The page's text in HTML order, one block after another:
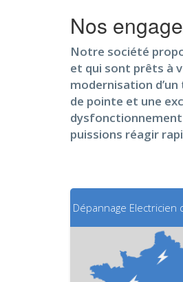
Nos
Notre société
et qui sont prêts à
modernisation
de pointe et une
dysfonctionnement
puissions réagir
Dépannage Electricien